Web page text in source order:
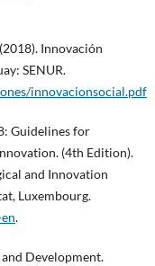
Innovación
SENUR.
innovacionsocial.pdf
Guidelines for
(4th Edition).
and Innovation
Luxembourg.
.
Development.